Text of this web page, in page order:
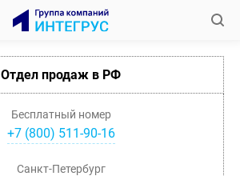
Отдел продаж в РФ
Бесплатный номер
+7 (800) 511-90-16
Санкт-Петербург